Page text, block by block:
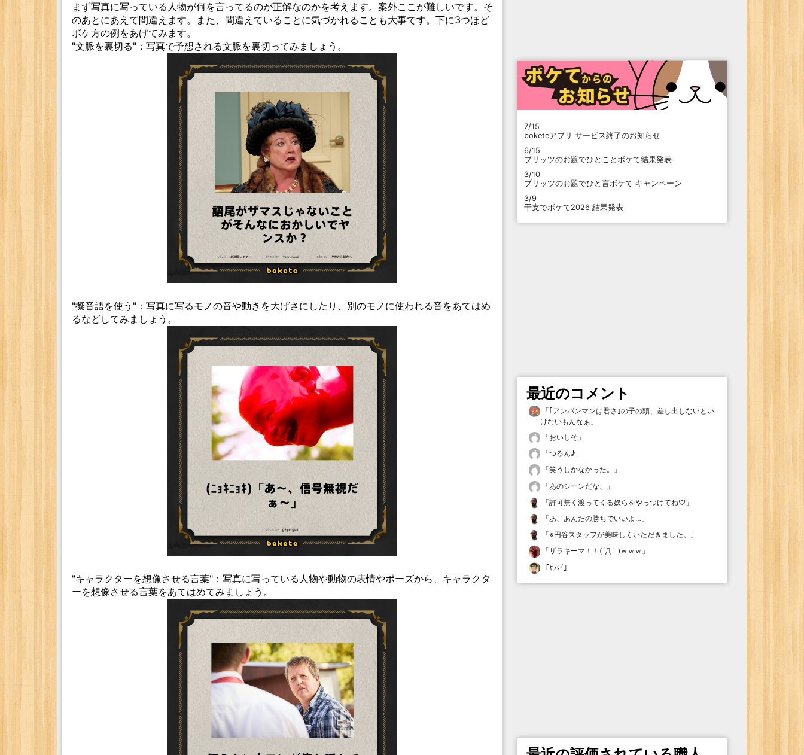
まず写真に写っている人物が何を言ってるのが正解なのかを考えます。案外ここが難しいです。そ
のあとにあえて間違えます。また、間違えていることに気づかれることも大事です。下に3つほど
ボケ方の例をあげてみます。
"文脈を裏切る"：写真で予想される文脈を裏切ってみましょう。
"擬音語を使う"：写真に写るモノの音や動きを大げさにしたり、別のモノに使われる音をあてはめ
るなどしてみましょう。
"キャラクターを想像させる言葉"：写真に写っている人物や動物の表情やポーズから、キャラクタ
ーを想像させる言葉をあてはめてみましょう。
7/15
boketeアプリ サービス終了のお知らせ
6/15
プリッツのお題でひとことボケて結果発表
3/10
プリッツのお題でひと言ボケて キャンペーン
3/9
干支でボケて2026 結果発表
最近のコメント
「｢アンパンマンは君さ｣の子の頭、差し出しないとい
けないもんなぁ 」
「おいしそ 」
「つるん♪ 」
「笑うしかなかった。
」
「あのシーンだな、
」
「許可無く渡ってくる奴らをやっつけてね♡ 」
「あ、あんたの勝ちでいいよ… 」
「※円谷スタッフが美味しくいただきました。
」
「ザラキーマ！！(´Д｀)ｗｗｗ 」
「ﾔﾗｼｲ 」